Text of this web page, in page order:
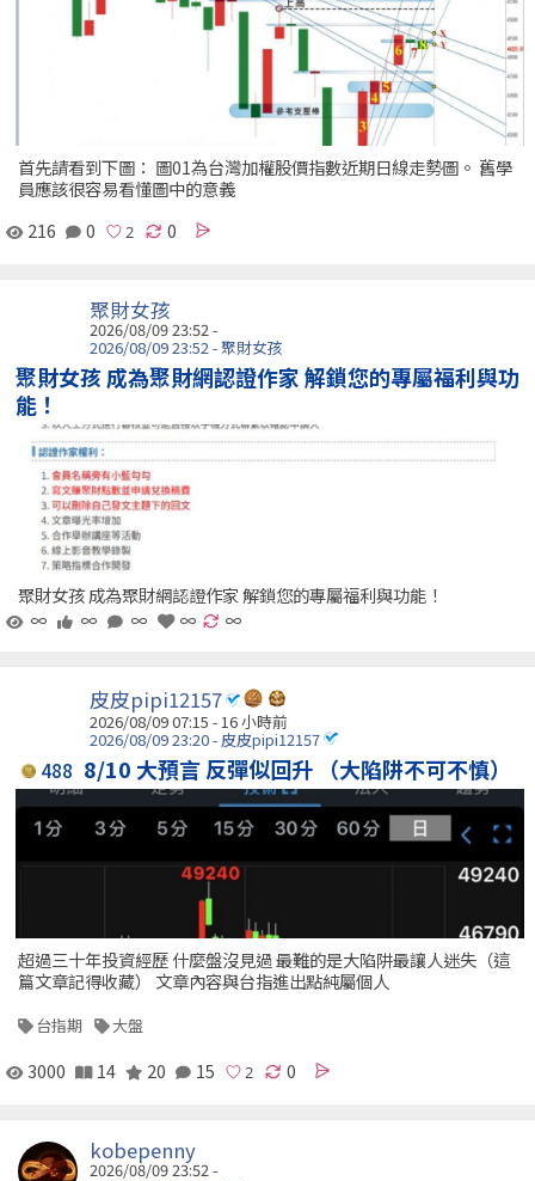
首先請看到下圖： 圖01為台灣加權股價指數近期日線走勢圖。 舊學
員應該很容易看懂圖中的意義
216
0 0
聚財女孩
2026/08/09 23:52 -
2026/08/09 23:52 - 聚財女孩
聚財女孩 成為聚財網認證作家 解鎖您的專屬福利與功
能！
聚財女孩 成為聚財網認證作家 解鎖您的專屬福利與功能！
∞
∞ ∞ ∞ ∞
皮皮pipi12157
2026/08/09 07:15 -16 小時前
2026/08/09 23:20 - 皮皮pipi12157
488 8/10 大預言 反彈似回升 （大陷阱不可不慎）
超過三十年投資經歷 什麼盤沒見過 最難的是大陷阱最讓人迷失（這
篇文章記得收藏） 文章內容與台指進出點純屬個人
台指期 大盤
3000 14 20 15 0
kobepenny
2026/08/09 23:52 -